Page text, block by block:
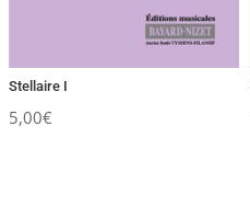
Stellaire I
5,00€